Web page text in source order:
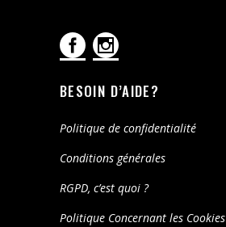
BESOIN D’AIDE?
Politique de confidentialité
Conditions générales
RGPD, c’est quoi ?
Politique Concernant les Cookies